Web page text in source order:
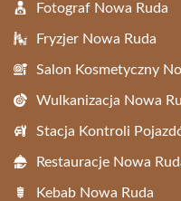
Fotograf Nowa Ruda
Fryzjer Nowa Ruda
Salon Kosmetyczny
Wulkanizacja Nowa
Stacja Kontroli
Restauracje Nowa
Kebab Nowa Ruda